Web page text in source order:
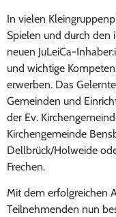
In vielen
Spielen und durch den
neuen JuLeiCa-
und wichtige
erwerben. Das
Gemeinden und
der Ev.
Kirchengemeinde
Dellbrück/Holweide
Frechen.
Mit dem erfolgreichen
Teilnehmenden nun